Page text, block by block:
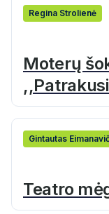
Regina Strolienė
Moterų
Gintautas
Teatro